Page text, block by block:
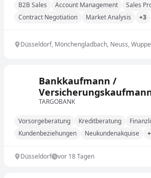
B2B Sales Account Management
Sales
Contract Negotiation
Market Analysis +3
Düsseldorf, Mönchengladbach, Neuss,
Bankkaufmann /
Düsseldorf
TARGOBANK
Vorsorgeberatung Kreditberatung
Kundenbeziehungen
Neukundenakquise
Düsseldorf vor 18 Tagen